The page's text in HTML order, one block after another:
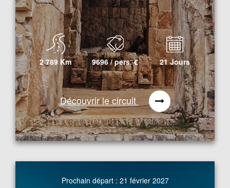
2 789 Km 9696 / pers.€ 21 Jours
Découvrir le circuit
Prochain départ : 21 février 2027